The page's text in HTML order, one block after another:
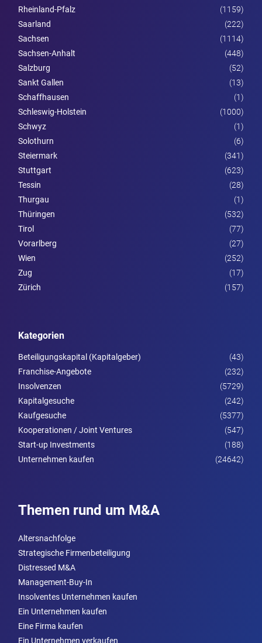
Rheinland-Pfalz
(1159)
Saarland
(222)
Sachsen
(1114)
Sachsen-Anhalt
(448)
Salzburg
(52)
Sankt Gallen
(13)
Schaffhausen
(1)
Schleswig-Holstein
(1000)
Schwyz
(1)
Solothurn
(6)
Steier­mark
(341)
Stuttgart
(623)
Tessin
(28)
Thurgau
(1)
Thüringen
(532)
Tirol
(77)
Vorarl­berg
(27)
Wien
(252)
Zug
(17)
Zürich
(157)
Kategorien
Beteiligungskapital (Kapitalgeber)
(43)
Franchise-Angebote
(232)
Insolvenzen
(5729)
Kapitalgesuche
(242)
Kaufgesuche
(5377)
Kooperationen / Joint Ventures
(547)
Start-up Investments
(188)
Unternehmen kaufen
(24642)
Themen rund um M&A
Altersnachfolge
Strategische Firmenbeteiligung
Distressed M&A
Management-Buy-In
Insolventes Unternehmen kaufen
Ein Unternehmen kaufen
Eine Firma kaufen
Ein Unternehmen verkaufen